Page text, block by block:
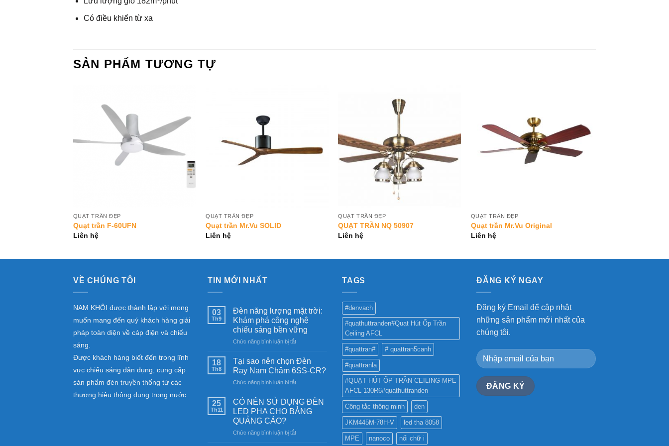
Có điều khiển từ xa
SẢN PHẨM TƯƠNG TỰ
Wishlist
QUẠT TRẦN ĐẸP
Quạt trần F-60UFN
Liên hệ
QUẠT TRẦN ĐẸP
Quạt trần Mr.Vu SOLID
Liên hệ
QUẠT TRẦN ĐẸP
QUẠT TRẦN NQ 50907
Liên hệ
QUẠT TRẦN ĐẸP
Quạt trần Mr.Vu Original
Liên hệ
VỀ CHÚNG TÔI
NAM KHÔI được thành lập với mong
muốn mang đến quý khách hàng giải
pháp toàn diện về cáp điện và chiếu
sáng.
Được khách hàng biết đến trong lĩnh
vực chiếu sáng dân dụng, cung cấp
sản phẩm đèn truyền thống từ các
thương hiệu thông dụng trong nước.
TIN MỚI NHẤT
03
Th9
Đèn năng lượng mặt trời:
Khám phá công nghệ
chiếu sáng bền vững
Chức năng bình luận bị tắtở
năng
lượng
mặt
trời:
phá
công
sáng
18
Th8
Tại sao nên chọn Đèn
Ray Nam Châm 6SS-CR?
Chức năng bình luận bị tắtở
sao
nên
chọn
Ray
25
Th11
CÓ NÊN SỬ DỤNG ĐÈN
LED PHA CHO BẢNG
QUẢNG CÁO?
Chức năng bình luận bị tắtở
TAGS
#denvach
#quathuttranden#Quạt Hút Ốp Trần
Ceiling AFCL
#quattran# # quattran5canh
#quattranla
#QUẠT HÚT ỐP TRẦN CEILING MPE
AFCL-130R6#quathuttranden
Công tắc thông minh den
JKM445M-78H-V led tha 8058
MPE nanoco nối chữ i
ĐĂNG KÝ NGAY
Đăng ký Email để cập nhật
những sản phẩm mới nhất của
chúng tôi.